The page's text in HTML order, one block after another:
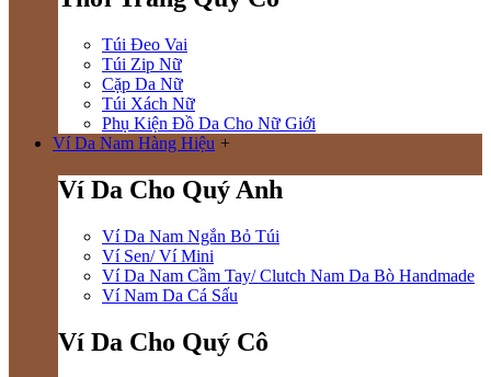
Túi Đeo Vai
Túi Zip Nữ
Cặp Da Nữ
Túi Xách Nữ
Phụ Kiện Đồ Da Cho Nữ Giới
Ví Da Nam Hàng Hiệu +
Ví Da Cho Quý Anh
Ví Da Nam Ngắn Bỏ Túi
Ví Sen/ Ví Mini
Ví Da Nam Cầm Tay/ Clutch Nam Da Bò Handmade
Ví Nam Da Cá Sấu
Ví Da Cho Quý Cô